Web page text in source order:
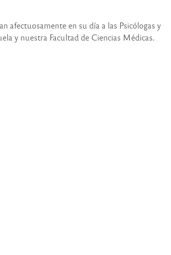
afectuosamente en su día a las Psicólogas y
y nuestra Facultad de Ciencias Médicas.